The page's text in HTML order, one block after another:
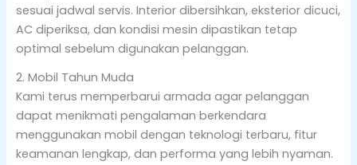
sesuai jadwal servis. Interior dibersihkan, eksterior dicuci,
AC diperiksa, dan kondisi mesin dipastikan tetap
optimal sebelum digunakan pelanggan.
2. Mobil Tahun Muda
Kami terus memperbarui armada agar pelanggan
dapat menikmati pengalaman berkendara
menggunakan mobil dengan teknologi terbaru, fitur
keamanan lengkap, dan performa yang lebih nyaman.